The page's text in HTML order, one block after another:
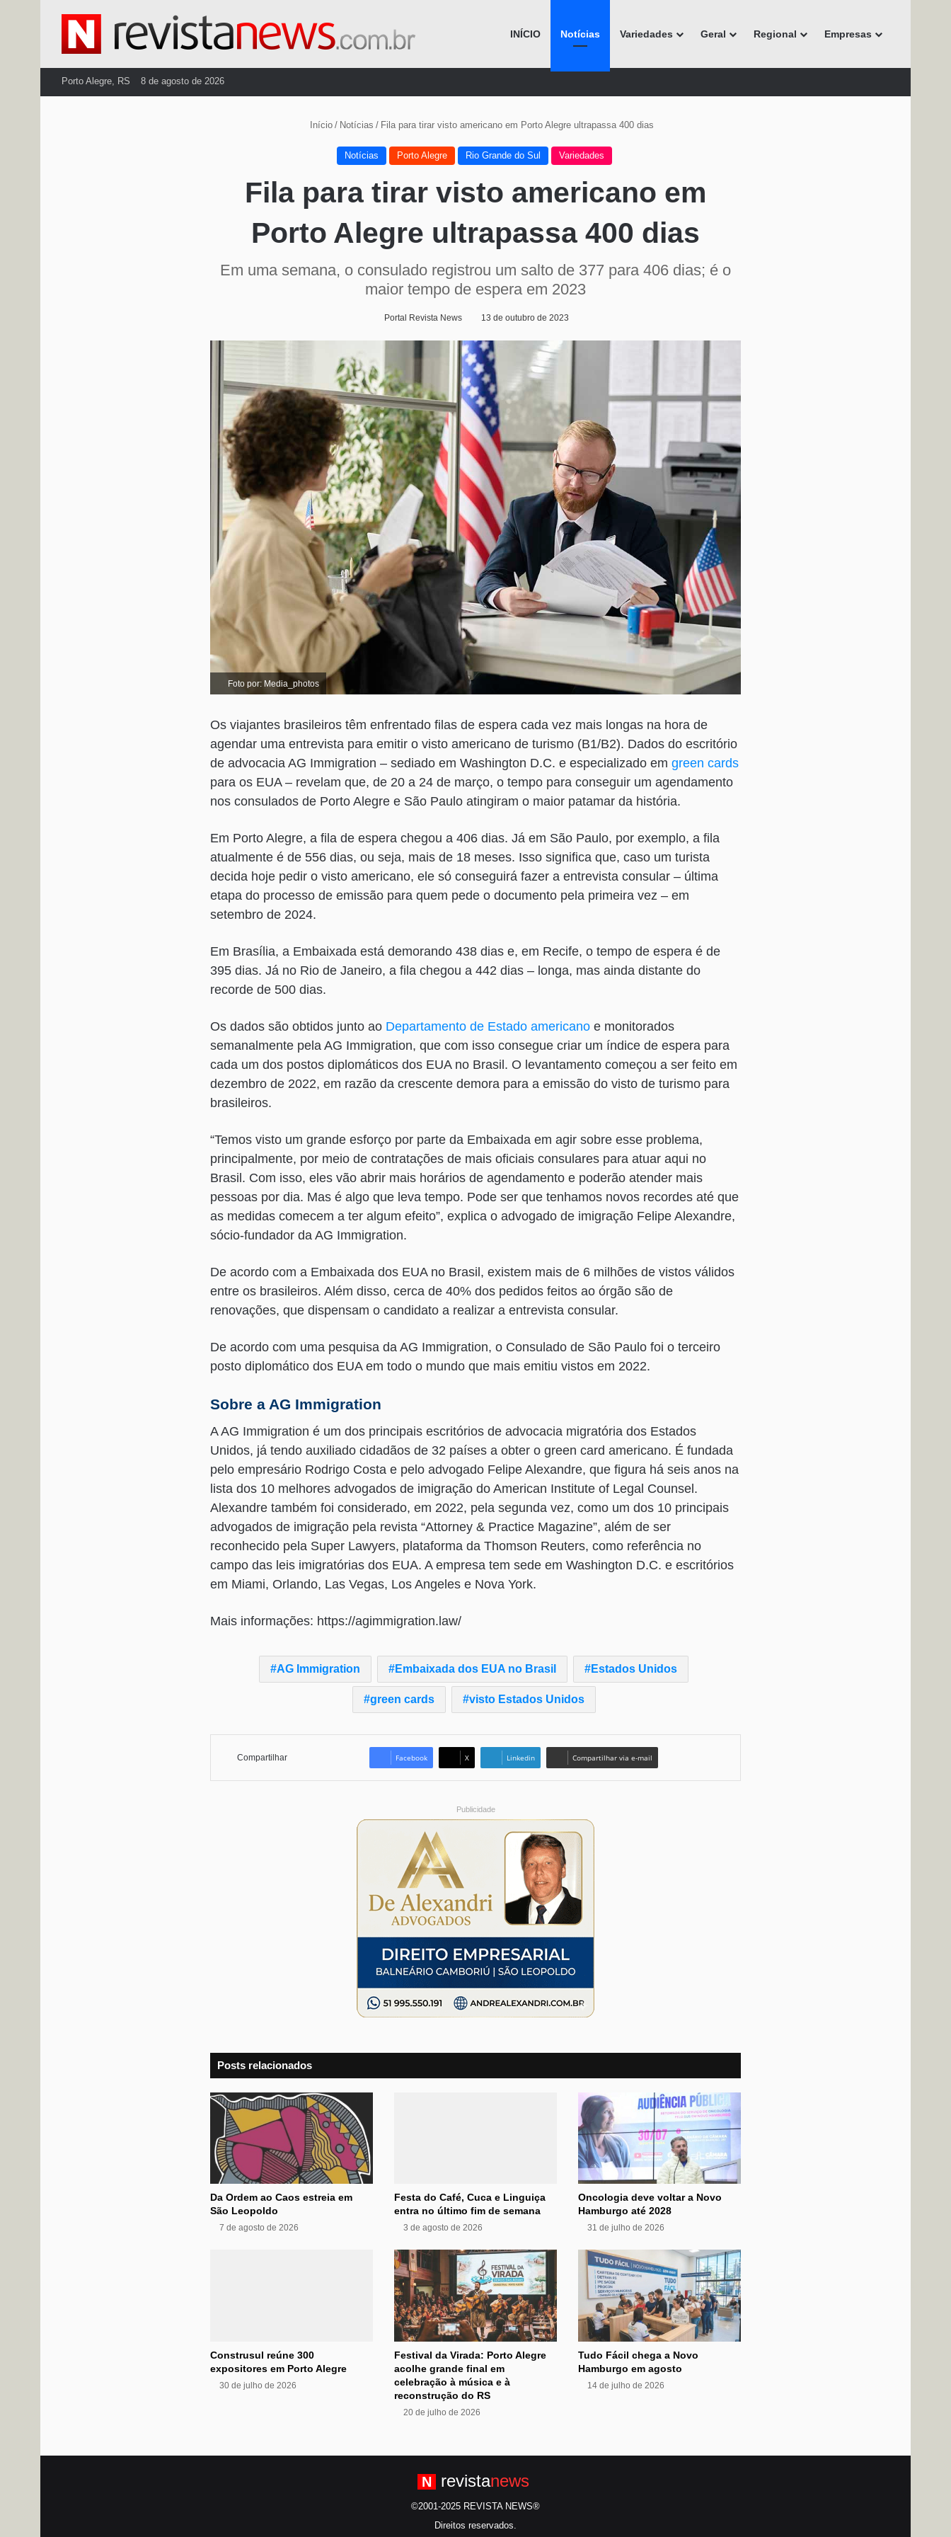
INÍCIO Notícias Variedades Geral Regional Empresas
Porto Alegre, RS 8 de agosto de 2026
Início / Notícias / Fila para tirar visto americano em Porto Alegre ultrapassa 400 dias
Notícias Porto Alegre Rio Grande do Sul Variedades
Fila para tirar visto americano em
Porto Alegre ultrapassa 400 dias
Em uma semana, o consulado registrou um salto de 377 para 406 dias; é o
maior tempo de espera em 2023
Portal Revista News 13 de outubro de 2023
Foto por: Media_photos
Os viajantes brasileiros têm enfrentado filas de espera cada vez mais longas na hora de
agendar uma entrevista para emitir o visto americano de turismo (B1/B2). Dados do escritório
de advocacia AG Immigration – sediado em Washington D.C. e especializado em green cards
para os EUA – revelam que, de 20 a 24 de março, o tempo para conseguir um agendamento
nos consulados de Porto Alegre e São Paulo atingiram o maior patamar da história.
Em Porto Alegre, a fila de espera chegou a 406 dias. Já em São Paulo, por exemplo, a fila
atualmente é de 556 dias, ou seja, mais de 18 meses. Isso significa que, caso um turista
decida hoje pedir o visto americano, ele só conseguirá fazer a entrevista consular – última
etapa do processo de emissão para quem pede o documento pela primeira vez – em
setembro de 2024.
Em Brasília, a Embaixada está demorando 438 dias e, em Recife, o tempo de espera é de
395 dias. Já no Rio de Janeiro, a fila chegou a 442 dias – longa, mas ainda distante do
recorde de 500 dias.
Os dados são obtidos junto ao Departamento de Estado americano e monitorados
semanalmente pela AG Immigration, que com isso consegue criar um índice de espera para
cada um dos postos diplomáticos dos EUA no Brasil. O levantamento começou a ser feito em
dezembro de 2022, em razão da crescente demora para a emissão do visto de turismo para
brasileiros.
“Temos visto um grande esforço por parte da Embaixada em agir sobre esse problema,
principalmente, por meio de contratações de mais oficiais consulares para atuar aqui no
Brasil. Com isso, eles vão abrir mais horários de agendamento e poderão atender mais
pessoas por dia. Mas é algo que leva tempo. Pode ser que tenhamos novos recordes até que
as medidas comecem a ter algum efeito”, explica o advogado de imigração Felipe Alexandre,
sócio-fundador da AG Immigration.
De acordo com a Embaixada dos EUA no Brasil, existem mais de 6 milhões de vistos válidos
entre os brasileiros. Além disso, cerca de 40% dos pedidos feitos ao órgão são de
renovações, que dispensam o candidato a realizar a entrevista consular.
De acordo com uma pesquisa da AG Immigration, o Consulado de São Paulo foi o terceiro
posto diplomático dos EUA em todo o mundo que mais emitiu vistos em 2022.
Sobre a AG Immigration
A AG Immigration é um dos principais escritórios de advocacia migratória dos Estados
Unidos, já tendo auxiliado cidadãos de 32 países a obter o green card americano. É fundada
pelo empresário Rodrigo Costa e pelo advogado Felipe Alexandre, que figura há seis anos na
lista dos 10 melhores advogados de imigração do American Institute of Legal Counsel.
Alexandre também foi considerado, em 2022, pela segunda vez, como um dos 10 principais
advogados de imigração pela revista “Attorney & Practice Magazine”, além de ser
reconhecido pela Super Lawyers, plataforma da Thomson Reuters, como referência no
campo das leis imigratórias dos EUA. A empresa tem sede em Washington D.C. e escritórios
em Miami, Orlando, Las Vegas, Los Angeles e Nova York.
Mais informações: https://agimmigration.law/
AG Immigration Embaixada dos EUA no Brasil Estados Unidos
green cards visto Estados Unidos
Compartilhar Facebook X Linkedin Compartilhar via e-mail
Publicidade
Posts relacionados
Da Ordem ao Caos estreia em
São Leopoldo
7 de agosto de 2026
Festa do Café, Cuca e Linguiça
entra no último fim de semana
3 de agosto de 2026
Oncologia deve voltar a Novo
Hamburgo até 2028
31 de julho de 2026
Construsul reúne 300
expositores em Porto Alegre
30 de julho de 2026
Festival da Virada: Porto Alegre
acolhe grande final em
celebração à música e à
reconstrução do RS
20 de julho de 2026
Tudo Fácil chega a Novo
Hamburgo em agosto
14 de julho de 2026
N revistanews
©2001-2025 REVISTA NEWS®
Direitos reservados.